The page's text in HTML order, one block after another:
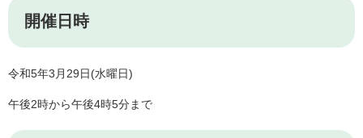
開催日時
令和5年3月29日(水曜日)
午後2時から午後4時5分まで